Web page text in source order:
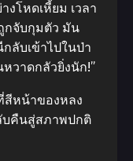
งโหดเหี้ยม เวลา
กจับกุมตัว มัน
ลับเข้าไปในป่า
วาดกลัวยิ่งนัก!”
สีหน้าของหลง
บคืนสู่สภาพปกติ